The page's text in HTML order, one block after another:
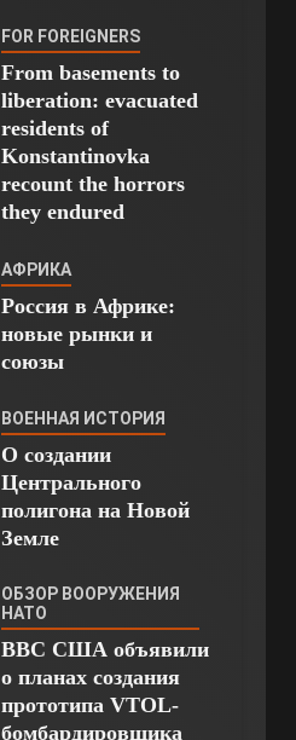
FOR FOREIGNERS
From basements to
liberation: evacuated
residents of
Konstantinovka
recount the horrors
they endured
АФРИКА
Россия в Африке:
новые рынки и
союзы
ВОЕННАЯ ИСТОРИЯ
О создании
Центрального
полигона на Новой
Земле
ОБЗОР ВООРУЖЕНИЯ
НАТО
ВВС США объявили
о планах создания
прототипа VTOL-
бомбардировщика